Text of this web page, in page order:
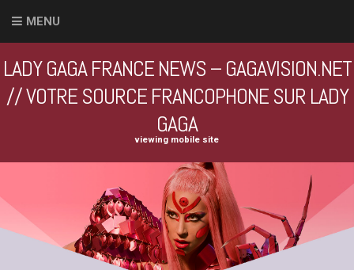
MENU
LADY GAGA FRANCE NEWS – GAGAVISION.NET
// VOTRE SOURCE FRANCOPHONE SUR LADY
GAGA
viewing mobile site